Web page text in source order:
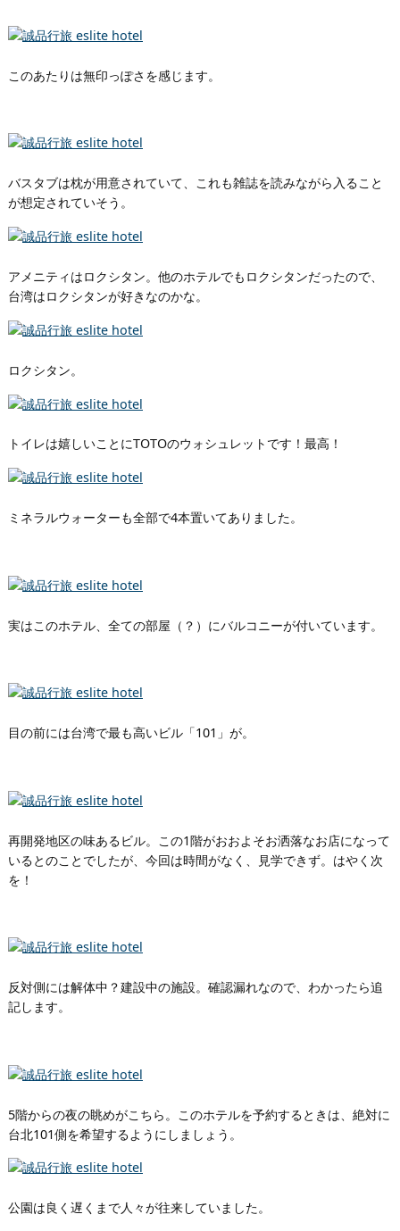
このあたりは無印っぽさを感じます。
バスタブは枕が用意されていて、これも雑誌を読みながら入ること
が想定されていそう。
アメニティはロクシタン。他のホテルでもロクシタンだったので、
台湾はロクシタンが好きなのかな。
ロクシタン。
トイレは嬉しいことにTOTOのウォシュレットです！最高！
ミネラルウォーターも全部で4本置いてありました。
実はこのホテル、全ての部屋（？）にバルコニーが付いています。
目の前には台湾で最も高いビル「101」が。
再開発地区の味あるビル。この1階がおおよそお洒落なお店になって
いるとのことでしたが、今回は時間がなく、見学できず。はやく次
を！
反対側には解体中？建設中の施設。確認漏れなので、わかったら追
記します。
5階からの夜の眺めがこちら。このホテルを予約するときは、絶対に
台北101側を希望するようにしましょう。
公園は良く遅くまで人々が往来していました。